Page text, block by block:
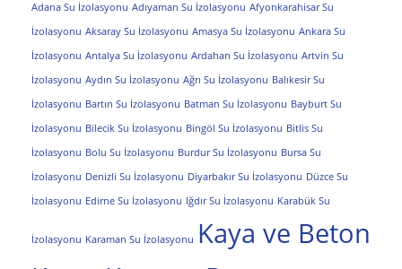
Adana Su İzolasyonu Adıyaman Su İzolasyonu Afyonkarahisar Su
İzolasyonu Aksaray Su İzolasyonu Amasya Su İzolasyonu Ankara Su
İzolasyonu Antalya Su İzolasyonu Ardahan Su İzolasyonu Artvin Su
İzolasyonu Aydın Su İzolasyonu Ağrı Su İzolasyonu Balıkesir Su
İzolasyonu Bartın Su İzolasyonu Batman Su İzolasyonu Bayburt Su
İzolasyonu Bilecik Su İzolasyonu Bingöl Su İzolasyonu Bitlis Su
İzolasyonu Bolu Su İzolasyonu Burdur Su İzolasyonu Bursa Su
İzolasyonu Denizli Su İzolasyonu Diyarbakır Su İzolasyonu Düzce Su
İzolasyonu Edirne Su İzolasyonu Iğdır Su İzolasyonu Karabük Su
İzolasyonu Karaman Su İzolasyonu Kaya ve Beton